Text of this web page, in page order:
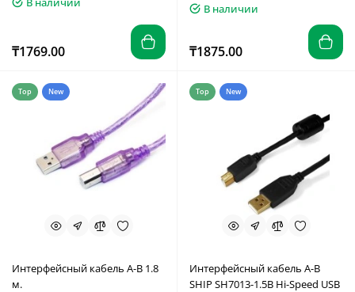
₸1769.00
В наличии
₸1875.00
Top New
Интерфейсный кабель A-B 1.8
м.
Top New
Интерфейсный кабель A-B
SHIP SH7013-1.5B Hi-Speed USB